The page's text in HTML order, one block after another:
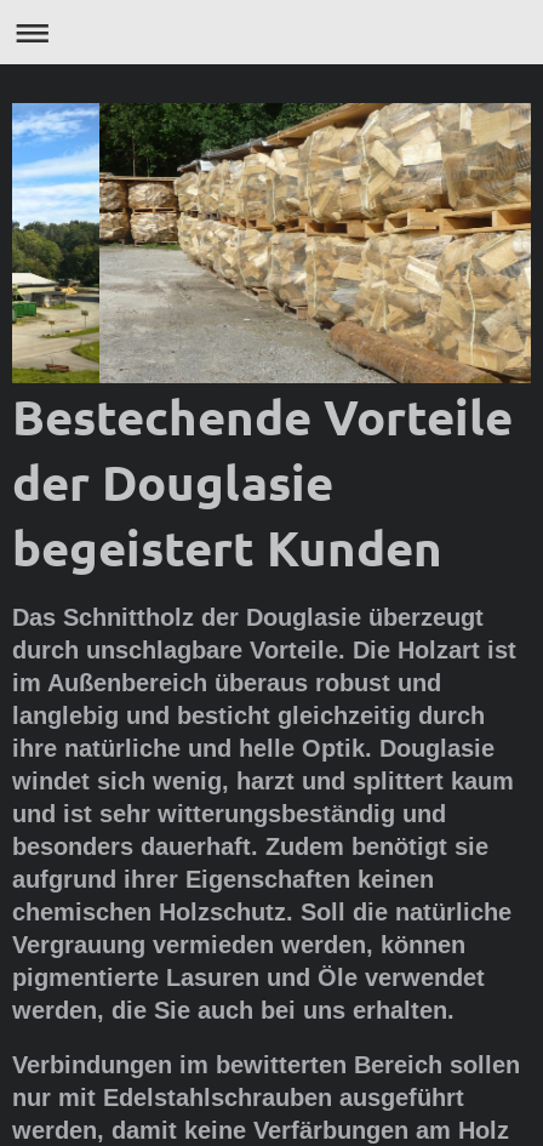
Bestechende Vorteile
der Douglasie
begeistert Kunden
Das Schnittholz der Douglasie überzeugt
durch unschlagbare Vorteile. Die Holzart ist
im Außenbereich überaus robust und
langlebig und besticht gleichzeitig durch
ihre natürliche und helle Optik. Douglasie
windet sich wenig, harzt und splittert kaum
und ist sehr witterungsbeständig und
besonders dauerhaft. Zudem benötigt sie
aufgrund ihrer Eigenschaften keinen
chemischen Holzschutz. Soll die natürliche
Vergrauung vermieden werden, können
pigmentierte Lasuren und Öle verwendet
werden, die Sie auch bei uns erhalten.
Verbindungen im bewitterten Bereich sollen
nur mit Edelstahlschrauben ausgeführt
werden, damit keine Verfärbungen am Holz